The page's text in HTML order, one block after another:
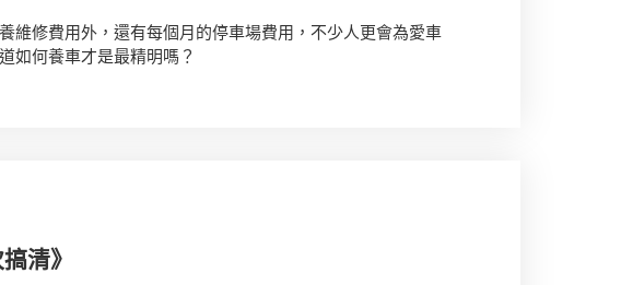
維修費用外，還有每個月的停車場費用，不少人更會為愛車
如何養車才是最精明嗎？
清》